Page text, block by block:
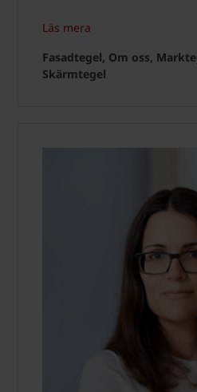
Läs mera
Fasadtegel, Om oss,
Skärmtegel